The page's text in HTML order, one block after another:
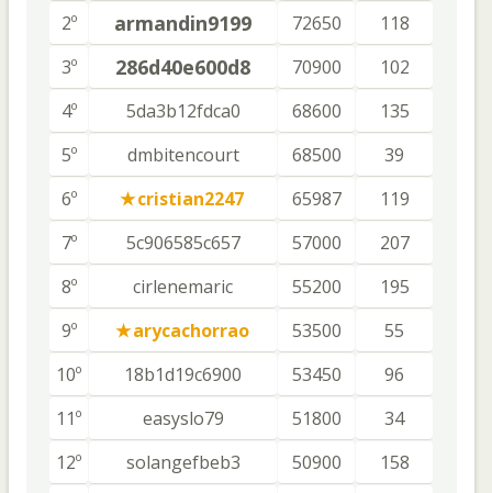
2º
armandin9199 72650
118
3º
286d40e600d8 70900
102
4º
5da3b12fdca0 68600
135
5º
dmbitencourt 68500
39
6º
cristian2247 65987
119
7º
5c906585c657 57000
207
8º
cirlenemaric 55200
195
9º
arycachorrao 53500
55
10º
18b1d19c6900 53450
96
11º
easyslo79 51800
34
12º
solangefbeb3 50900
158